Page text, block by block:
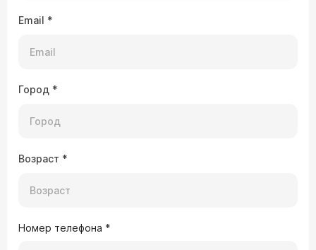
Email *
Город *
Возраст *
Номер телефона *